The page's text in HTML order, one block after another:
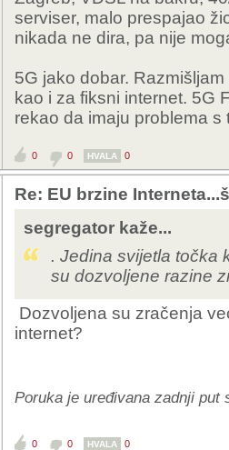
serviser, malo prespajao
nikada ne dira, pa nije
5G jako dobar.
kao i za fiksni internet. 5G
rekao da imaju problema s
0 0 HVALA 0
Re: EU brzine
segregator kaže...
. Jedina svijetla točka
su dozvoljene razine
Dozvoljena su zračenja
internet?
Poruka je uređivana zadnji put
0 0 HVALA 0